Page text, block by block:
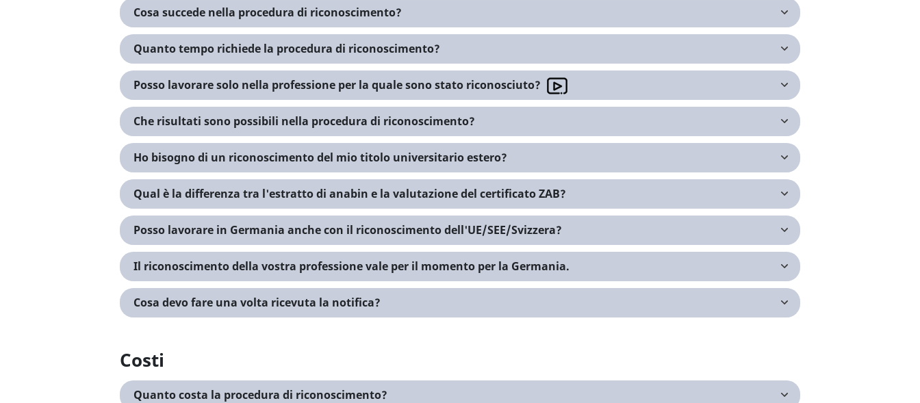
Cosa succede nella procedura di riconoscimento?
Quanto tempo richiede la procedura di riconoscimento?
Posso lavorare solo nella professione per la quale sono stato riconosciuto?
Che risultati sono possibili nella procedura di riconoscimento?
Ho bisogno di un riconoscimento del mio titolo universitario estero?
Qual è la differenza tra l'estratto di anabin e la valutazione del certificato ZAB?
Posso lavorare in Germania anche con il riconoscimento dell'UE/SEE/Svizzera?
Il riconoscimento della vostra professione vale per il momento per la Germania.
Cosa devo fare una volta ricevuta la notifica?
Costi
Quanto costa la procedura di riconoscimento?